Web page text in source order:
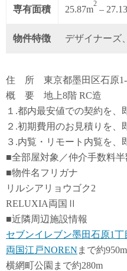
専有面積 25.87m
2
–
物件特徴 デザイナーズ
住 所 東京都墨田区石原1-
概 要 地上8階 RC造
１.都内最安値での契約を、
２.初期費用のお見積りを、
３.内覧・リモート内覧を、
■全部屋対象／仲介手数料半
■物件名フリガナ
リルシアリョウゴク2
RELUXIA両国Ⅱ
■近隣周辺施設情報
セブンイレブン墨田石原1丁
両国江戸NOREN まで約950m
横網町公園まで約280m